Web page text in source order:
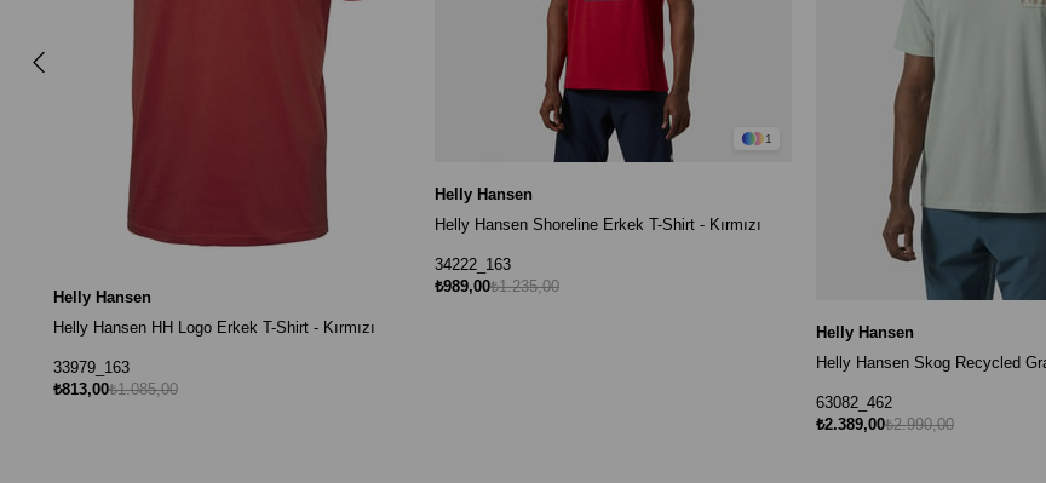
Helly Hansen
Helly Hansen HH Logo Erkek T-Shirt - Kırmızı
33979_163
₺813,00₺1.085,00
1
Helly Hansen
Helly Hansen Shoreline Erkek T-Shirt - Kırmızı
34222_163
₺989,00₺1.235,00
Helly Hansen
63082_462
₺2.389,00₺2.990,00